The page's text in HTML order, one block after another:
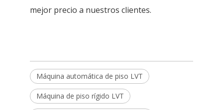
mejor precio a nuestros clientes.
Máquina automática de piso LVT
Máquina de piso rígido LVT